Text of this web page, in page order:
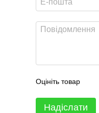
Оцініть товар
Надіслати